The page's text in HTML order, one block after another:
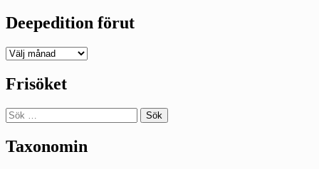
Deepedition förut
Deepedition
Frisöket
Sök
efter:
Taxonomin